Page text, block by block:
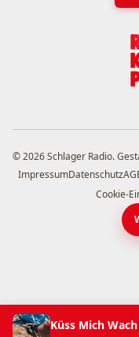
© 2026 Schlager Radio.
ImpressumDatenschutz
Cookie-
Küss Mich Wach